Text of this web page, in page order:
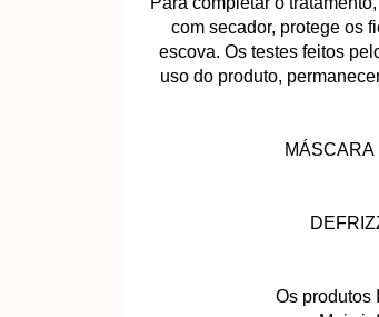
com secador, protege os
escova. Os testes feitos
uso do produto,
MÁSCARA
Os produtos